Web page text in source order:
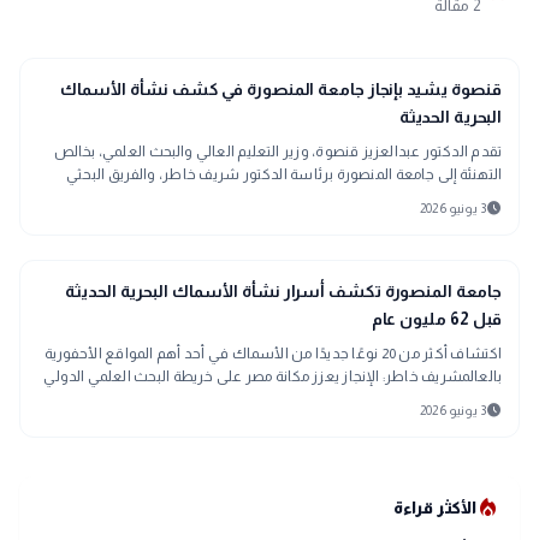
2 مقالة
school
مدارس وجامعات
قنصوة يشيد بإنجاز جامعة المنصورة في كشف نشأة الأسماك
البحرية الحديثة
تقدم الدكتور عبدالعزيز قنصوة، وزير التعليم العالي والبحث العلمي، بخالص
التهنئة إلى جامعة المنصورة برئاسة الدكتور شريف خاطر، والفريق البحثي
الدولي بقيا
schedule3 يونيو 2026
search
تحقيقات وتقارير
جامعة المنصورة تكشف أسرار نشأة الأسماك البحرية الحديثة
قبل 62 مليون عام
اكتشاف أكثر من 20 نوعًا جديدًا من الأسماك في أحد أهم المواقع الأحفورية
بالعالمشريف خاطر: الإنجاز يعزز مكانة مصر على خريطة البحث العلمي الدولي
ويؤكد ري
schedule3 يونيو 2026
local_fire_departmentالأكثر قراءة